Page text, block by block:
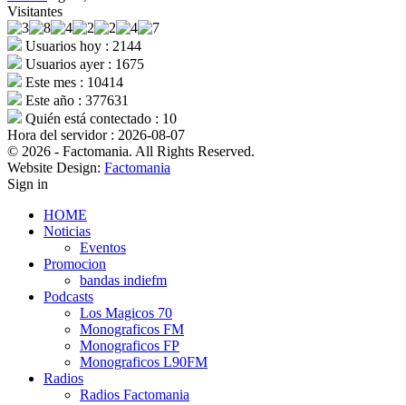
Visitantes
Usuarios hoy : 2144
Usuarios ayer : 1675
Este mes : 10414
Este año : 377631
Quién está contectado : 10
Hora del servidor : 2026-08-07
© 2026 - Factomania. All Rights Reserved.
Website Design: Factomania
Sign in
HOME
Noticias
Eventos
Promocion
bandas indiefm
Podcasts
Los Magicos 70
Monograficos FM
Monograficos FP
Monograficos L90FM
Radios
Radios Factomania